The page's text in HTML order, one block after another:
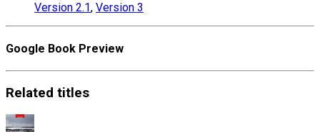
Version 2.1, Version 3
Google Book Preview
Related titles